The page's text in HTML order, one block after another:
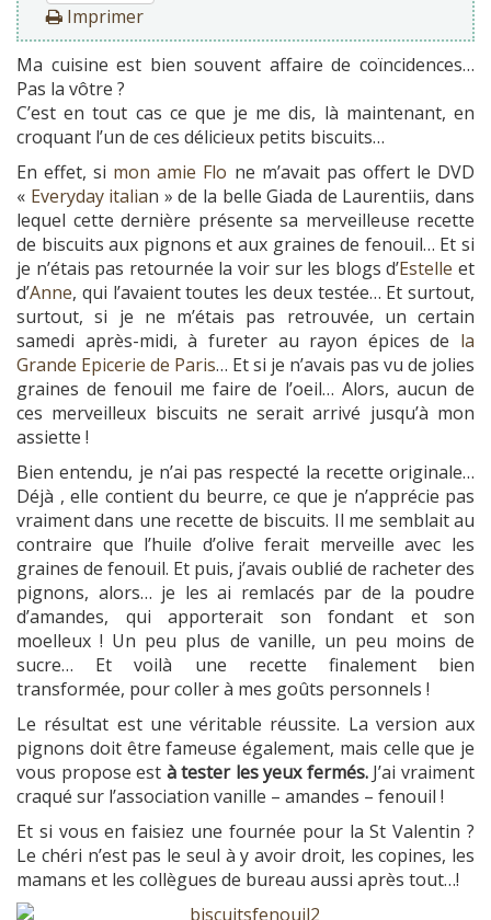
Imprimer
Ma cuisine est bien souvent affaire de coïncidences…
Pas la vôtre ?
C’est en tout cas ce que je me dis, là maintenant, en
croquant l’un de ces délicieux petits biscuits…
En effet, si mon amie Flo ne m’avait pas offert le DVD
« Everyday italian » de la belle Giada de Laurentiis, dans
lequel cette dernière présente sa merveilleuse recette
de biscuits aux pignons et aux graines de fenouil… Et si
je n’étais pas retournée la voir sur les blogs d’Estelleet
d’Anne, qui l’avaient toutes les deux testée… Et surtout,
surtout, si je ne m’étais pas retrouvée, un certain
samedi après-midi, à fureter au rayon épices de la
Grande Epicerie de Paris… Et si je n’avais pas vu de jolies
graines de fenouil me faire de l’oeil… Alors, aucun de
ces merveilleux biscuits ne serait arrivé jusqu’à mon
assiette !
Bien entendu, je n’ai pas respecté la recette originale…
Déjà , elle contient du beurre, ce que je n’apprécie pas
vraiment dans une recette de biscuits. Il me semblait au
contraire que l’huile d’olive ferait merveille avec les
graines de fenouil. Et puis, j’avais oublié de racheter des
pignons, alors… je les ai remlacés par de la poudre
d’amandes, qui apporterait son fondant et son
moelleux ! Un peu plus de vanille, un peu moins de
sucre… Et voilà une recette finalement bien
transformée, pour coller à mes goûts personnels !
Le résultat est une véritable réussite. La version aux
pignons doit être fameuse également, mais celle que je
vous propose est à tester les yeux fermés. J’ai vraiment
craqué sur l’association vanille – amandes – fenouil !
Et si vous en faisiez une fournée pour la St Valentin ?
Le chéri n’est pas le seul à y avoir droit, les copines, les
mamans et les collègues de bureau aussi après tout…!